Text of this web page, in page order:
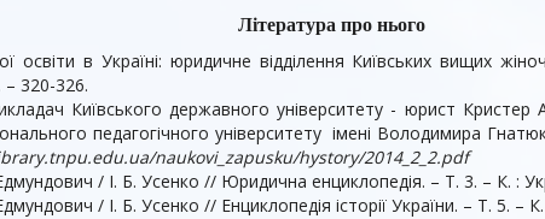
Література про нього
освіти в Україні: юридичне відділення Київських вищих
– 320-326.
Київського державного університету - юрист
педагогічного університету імені Володимира
naukovi_zapusku/hystory/2014_2_2.pdf
/ І. Б. Усенко // Юридична енциклопедія. – Т. 3. – К. :
/ І. Б. Усенко // Енциклопедія історії України. – Т. 5. –